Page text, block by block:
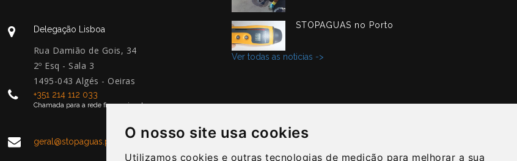
O nosso site usa cookies
Utilizamos cookies e outras tecnologias de medição para melhorar a sua
Delegação Lisboa
Rua Damião de Gois, 34
2º Esq - Sala 3
1495-043 Algés - Oeiras
+351 214 112 033
Chamada para a rede fixa nacional
geral@stopaguas.pt
STOPAGUAS no Porto
Ver todas as noticias ->